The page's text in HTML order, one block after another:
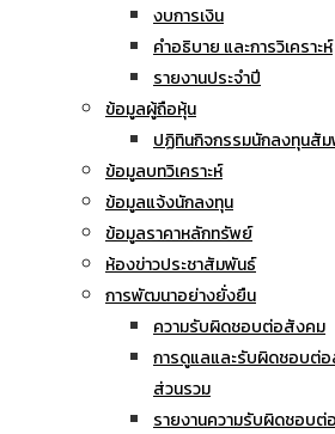
งบการเงิน
คำอธิบาย และการวิเคราะห์
รายงานประจำปี
ข้อมูลผู้ถือหุ้น
ปฏิทินกิจกรรมนักลงทุนสั
ข้อมูลบทวิเคราะห์
ข้อมูลแจ้งนักลงทุน
ข้อมูลราคาหลักทรัพย์
ห้องข่าวประชาสัมพันธ์
การพัฒนาอย่างยั่งยืน
ความรับผิดชอบต่อสังคม
การดูแลและรับผิดชอบต่
ส่วนรวม
รายงานความรับผิดชอบ